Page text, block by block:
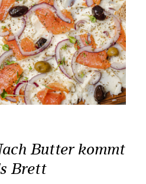
Butter kommt
Brett